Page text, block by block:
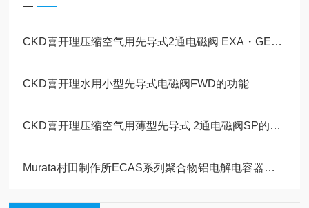
CKD喜开理压缩空气用先导式2通电磁阀 EXA・GEXA的特点
CKD喜开理水用小型先导式电磁阀FWD的功能
CKD喜开理压缩空气用薄型先导式 2通电磁阀SP的特点
Murata村田制作所ECAS系列聚合物铝电解电容器的优势